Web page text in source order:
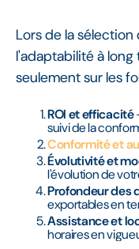
Lors de la sélection
l'adaptabilité à
seulement sur les
ROI et efficacité
suivi de la
Conformité et
Évolutivité et
l'évolution de
Profondeur des
exportables en
Assistance et
horaires en